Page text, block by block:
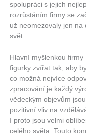
spolupráci s jejich
rozrůstáním firmy se
už neomezovaly jen na
svět.
Hlavní myšlenkou firmy
figurky zvířat tak, aby
co možná nejvíce
zpracování je každý
vědeckým objevům
pozitivní vliv na
I proto jsou velmi
celého světa. Touto